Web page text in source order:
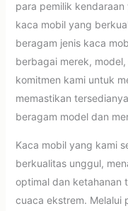
para pemilik
kaca mobil yang
beragam jenis kaca
berbagai merek,
komitmen kami untuk
memastikan
beragam model dan
Kaca mobil yang kami
berkualitas unggul,
optimal dan ketahanan
cuaca ekstrem. Melalui